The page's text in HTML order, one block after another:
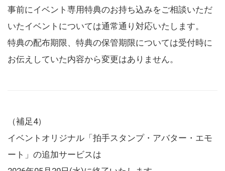
事前にイベント専用特典のお持ち込みをご相談いただ
いたイベントについては通常通り対応いたします。
特典の配布期限、特典の保管期限については受付時に
お伝えしていた内容から変更はありません。
（補足4）
イベントオリジナル「拍手スタンプ・アバター・エモ
ート」の追加サービスは